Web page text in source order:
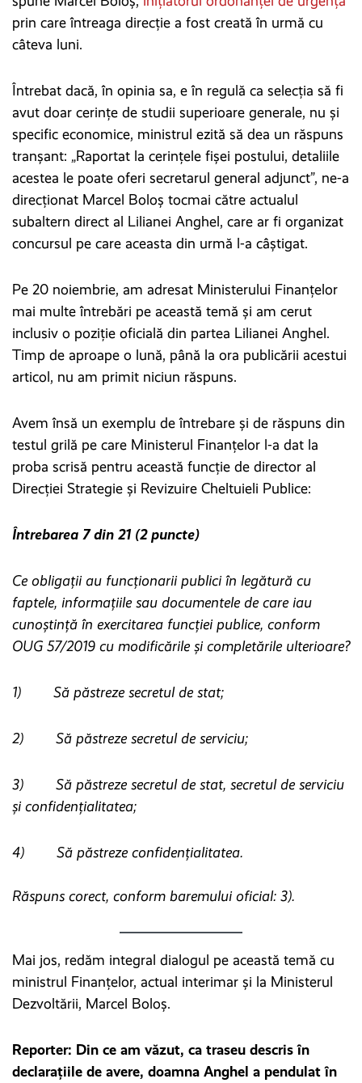
prin care întreaga direcție a fost creată în urmă cu
câteva luni.
Întrebat dacă, în opinia sa, e în regulă ca selecția să fi
avut doar cerințe de studii superioare generale, nu și
specific economice, ministrul ezită să dea un răspuns
tranșant: „Raportat la cerințele fișei postului, detaliile
acestea le poate oferi secretarul general adjunct”, ne-a
direcționat Marcel Boloș tocmai către actualul
subaltern direct al Lilianei Anghel, care ar fi organizat
concursul pe care aceasta din urmă l-a câștigat.
Pe 20 noiembrie, am adresat Ministerului Finanțelor
mai multe întrebări pe această temă și am cerut
inclusiv o poziție oficială din partea Lilianei Anghel.
Timp de aproape o lună, până la ora publicării acestui
articol, nu am primit niciun răspuns.
Avem însă un exemplu de întrebare și de răspuns din
testul grilă pe care Ministerul Finanțelor l-a dat la
proba scrisă pentru această funcție de director al
Direcției Strategie și Revizuire Cheltuieli Publice:
Întrebarea 7 din 21 (2 puncte)
Ce obligații au funcționarii publici în legătură cu
faptele, informațiile sau documentele de care iau
cunoștință în exercitarea funcției publice, conform
OUG 57/2019 cu modificările și completările ulterioare?
1) Să păstreze secretul de stat;
2) Să păstreze secretul de serviciu;
3) Să păstreze secretul de stat, secretul de serviciu
și confidențialitatea;
4) Să păstreze confidențialitatea.
Răspuns corect, conform baremului oficial: 3).
Mai jos, redăm integral dialogul pe această temă cu
ministrul Finanțelor, actual interimar și la Ministerul
Dezvoltării, Marcel Boloș.
Reporter: Din ce am văzut, ca traseu descris în
declarațiile de avere, doamna Anghel a pendulat în